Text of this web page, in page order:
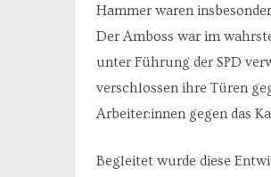
Hammer waren
Der Amboss war im
unter Führung der SPD
verschlossen ihre Türen
Arbeiter:innen gegen das
Begleitet wurde diese